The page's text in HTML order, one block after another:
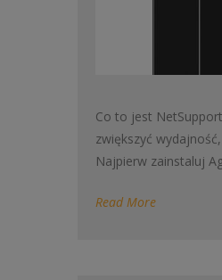
Co to jest
zwiększyć
Najpierw zainstaluj
Read More